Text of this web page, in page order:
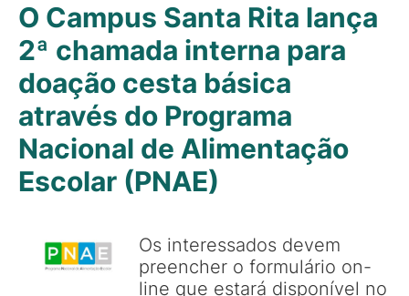
O Campus Santa Rita lança
2ª chamada interna para
doação cesta básica
através do Programa
Nacional de Alimentação
Escolar (PNAE)
Os interessados devem
preencher o formulário on-
line que estará disponível no